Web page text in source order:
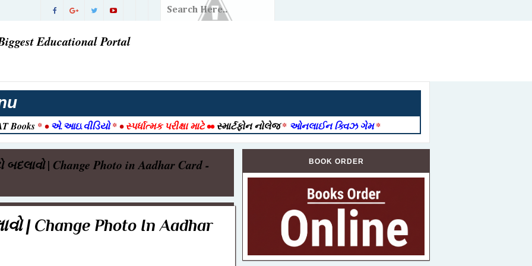
|
ગઈ
2026
આવી ગઈ
|
| Post
) ભરતી
નમૂનો
2025
Educational Portal
Books * •એ.આઇ.વીડિયો* •સ્પર્ધાત્મક પરીક્ષા માટે••સ્માર્ટફોન નોલેજ* ઓનલાઈન ક્વિઝ ગેમ*
બદલાવો | Change Photo in Aadhar Card -
| Change Photo In Aadhar
BOOK ORDER